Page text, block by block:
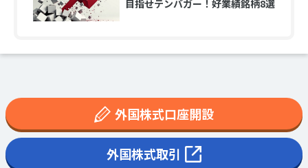
目指せテンバガー！好業績銘柄8選
外国株式口座開設
外国株式取引